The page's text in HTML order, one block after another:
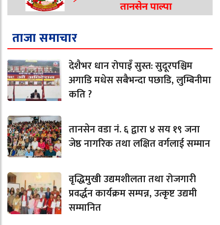
ताजा समाचार
देशैभर धान रोपाइँ सुस्त: सुदूरपश्चिम
अगाडि मधेस सबैभन्दा पछाडि, लुम्बिनीमा
कति ?
तानसेन वडा नं. ६ द्वारा ४ सय १९ जना
जेष्ठ नागरिक तथा लक्षित वर्गलाई सम्मान
वृद्धिमुखी उद्यमशीलता तथा रोजगारी
प्रवर्द्धन कार्यक्रम सम्पन्न, उत्कृष्ट उद्यमी
सम्मानित